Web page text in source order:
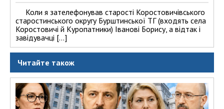
Коли я зателефонував старості Коростовичівського
старостинського округу Бурштинської ТГ (входять села
Коростовичі й Куропатники) Іванові Борису, а відтак і
завідувачці […]
Читайте також